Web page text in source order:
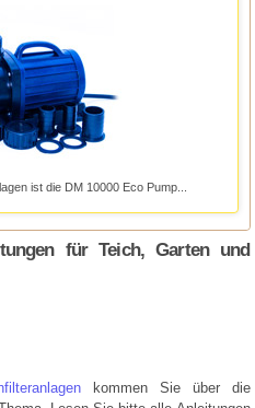
ist die DM 10000 Eco Pump...
für Teich, Garten und
kommen Sie über die